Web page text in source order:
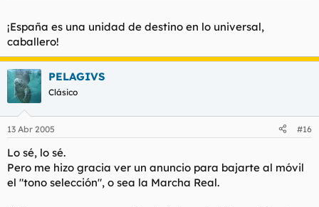
¡España es una unidad de destino en lo universal,
caballero!
PELAGIVS
Clásico
13 Abr 2005 #16
Lo sé, lo sé.
Pero me hizo gracia ver un anuncio para bajarte al móvil
el "tono selección", o sea la Marcha Real.